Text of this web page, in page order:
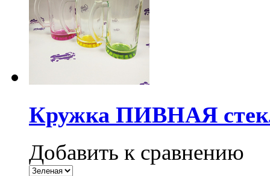
Кружка ПИВНАЯ
Добавить к сравнению